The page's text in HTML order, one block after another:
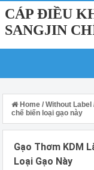
CÁP ĐIỀU
SANGJIN
Home / Without Label
chế biến loại gạo này
Gạo Thơm KDM
Loại Gạo Này